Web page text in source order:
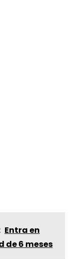
Entra en
6 meses